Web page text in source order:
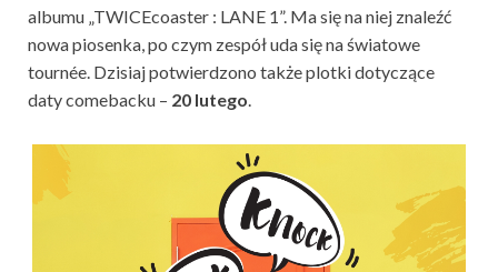
albumu „TWICEcoaster : LANE 1”. Ma się na niej znaleźć
nowa piosenka, po czym zespół uda się na światowe
tournée. Dzisiaj potwierdzono także plotki dotyczące
daty comebacku – 20 lutego.